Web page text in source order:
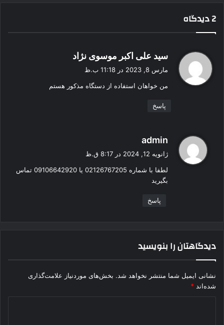
2 دیدگاه
سید علی اکبر موسوی نژاد
:
مارس 8, 2023 در 11:18 ب.ظ
من خواهان استفاده از دستگاه مذکور هستم
پاسخ
admin
:
ژانویه 12, 2024 در 8:17 ق.ظ
لطفا با شماره 02126767205 یا 09106642920 تماس
بگیرید
پاسخ
دیدگاهتان را بنویسید
نشانی ایمیل شما منتشر نخواهد شد. بخش‌های موردنیاز علامت‌گذاری
شده‌اند *